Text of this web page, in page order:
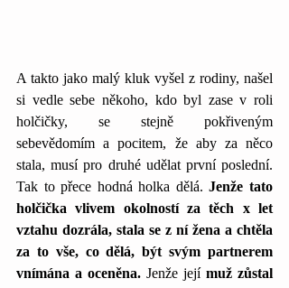
A takto jako malý kluk vyšel z rodiny, našel
si vedle sebe někoho, kdo byl zase v roli
holčičky, se stejně pokřiveným
sebevědomím a pocitem, že aby za něco
stala, musí pro druhé udělat první poslední.
Tak to přece hodná holka dělá. Jenže tato
holčička vlivem okolností za těch x let
vztahu dozrála, stala se z ní žena a chtěla
za to vše, co dělá, být svým partnerem
vnímána a oceněna. Jenže její muž zůstal